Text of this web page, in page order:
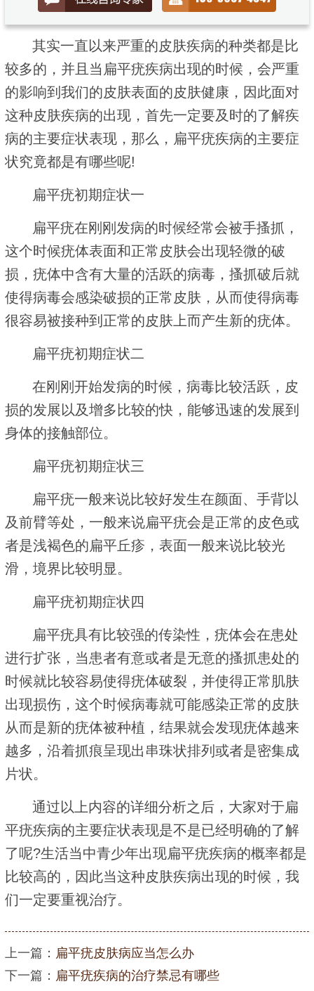
其实一直以来严重的皮肤疾病的种类都是比
较多的，并且当扁平疣疾病出现的时候，会严重
的影响到我们的皮肤表面的皮肤健康，因此面对
这种皮肤疾病的出现，首先一定要及时的了解疾
病的主要症状表现，那么，扁平疣疾病的主要症
状究竟都是有哪些呢!
扁平疣初期症状一
扁平疣在刚刚发病的时候经常会被手搔抓，
这个时候疣体表面和正常皮肤会出现轻微的破
损，疣体中含有大量的活跃的病毒，搔抓破后就
使得病毒会感染破损的正常皮肤，从而使得病毒
很容易被接种到正常的皮肤上而产生新的疣体。
扁平疣初期症状二
在刚刚开始发病的时候，病毒比较活跃，皮
损的发展以及增多比较的快，能够迅速的发展到
身体的接触部位。
扁平疣初期症状三
扁平疣一般来说比较好发生在颜面、手背以
及前臂等处，一般来说扁平疣会是正常的皮色或
者是浅褐色的扁平丘疹，表面一般来说比较光
滑，境界比较明显。
扁平疣初期症状四
扁平疣具有比较强的传染性，疣体会在患处
进行扩张，当患者有意或者是无意的搔抓患处的
时候就比较容易使得疣体破裂，并使得正常肌肤
出现损伤，这个时候病毒就可能感染正常的皮肤
从而是新的疣体被种植，结果就会发现疣体越来
越多，沿着抓痕呈现出串珠状排列或者是密集成
片状。
通过以上内容的详细分析之后，大家对于扁
平疣疾病的主要症状表现是不是已经明确的了解
了呢?生活当中青少年出现扁平疣疾病的概率都是
比较高的，因此当这种皮肤疾病出现的时候，我
们一定要重视治疗。
上一篇： 扁平疣皮肤病应当怎么办
下一篇： 扁平疣疾病的治疗禁忌有哪些